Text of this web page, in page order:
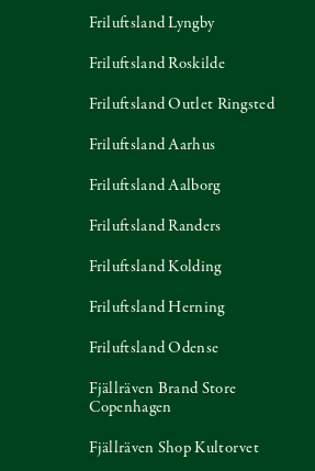
Friluftsland Lyngby
Friluftsland Roskilde
Friluftsland Outlet Ringsted
Friluftsland Aarhus
Friluftsland Aalborg
Friluftsland Randers
Friluftsland Kolding
Friluftsland Herning
Friluftsland Odense
Fjällräven Brand Store
Copenhagen
Fjällräven Shop Kultorvet